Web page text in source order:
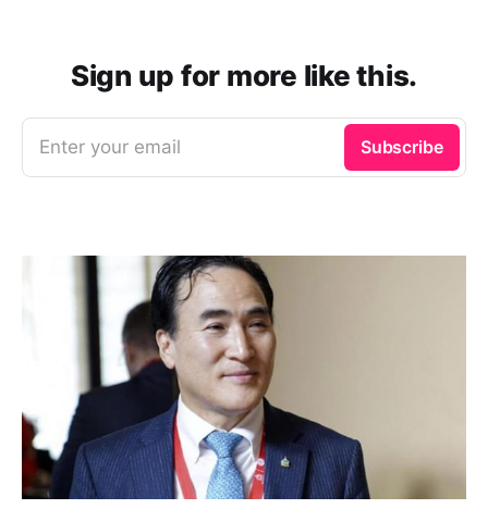
Sign up for more like this.
Enter your email Subscribe